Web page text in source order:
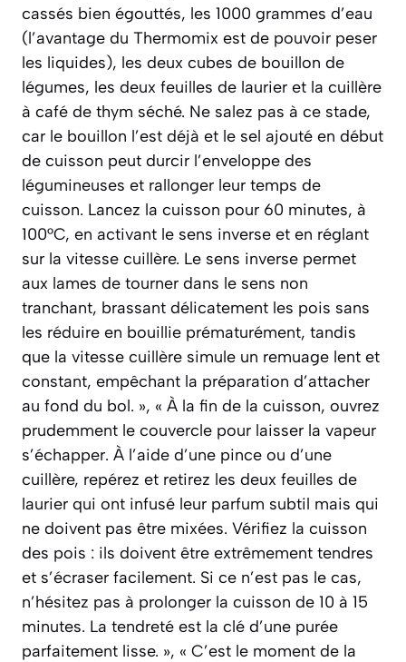
cassés bien égouttés, les 1000 grammes d’eau
(l’avantage du Thermomix est de pouvoir peser
les liquides), les deux cubes de bouillon de
légumes, les deux feuilles de laurier et la cuillère
à café de thym séché. Ne salez pas à ce stade,
car le bouillon l’est déjà et le sel ajouté en début
de cuisson peut durcir l’enveloppe des
légumineuses et rallonger leur temps de
cuisson. Lancez la cuisson pour 60 minutes, à
100°C, en activant le sens inverse et en réglant
sur la vitesse cuillère. Le sens inverse permet
aux lames de tourner dans le sens non
tranchant, brassant délicatement les pois sans
les réduire en bouillie prématurément, tandis
que la vitesse cuillère simule un remuage lent et
constant, empêchant la préparation d’attacher
au fond du bol. », « À la fin de la cuisson, ouvrez
prudemment le couvercle pour laisser la vapeur
s’échapper. À l’aide d’une pince ou d’une
cuillère, repérez et retirez les deux feuilles de
laurier qui ont infusé leur parfum subtil mais qui
ne doivent pas être mixées. Vérifiez la cuisson
des pois : ils doivent être extrêmement tendres
et s’écraser facilement. Si ce n’est pas le cas,
n’hésitez pas à prolonger la cuisson de 10 à 15
minutes. La tendreté est la clé d’une purée
parfaitement lisse. », « C’est le moment de la